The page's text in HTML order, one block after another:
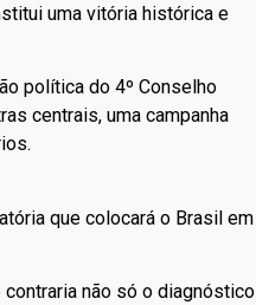
uma vitória histórica e
política do 4º Conselho
centrais, uma campanha
que colocará o Brasil em
não só o diagnóstico